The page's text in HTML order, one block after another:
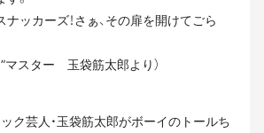
ッカーズ！さぁ、その扉を開けてごら
マスター 玉袋筋太郎より）
ク芸人・玉袋筋太郎がボーイのトールち